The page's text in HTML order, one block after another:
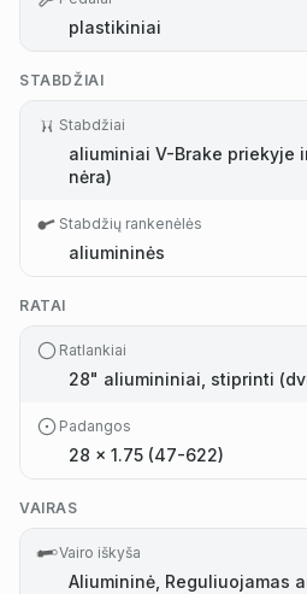
plastikiniai
STABDŽIAI
Stabdžiai
aliuminiai V-Brake priekyje
nėra)
Stabdžių rankenėlės
aliumininės
RATAI
Ratlankiai
28" aliumininiai, stiprinti
Padangos
28 x 1.75 (47-622)
VAIRAS
Vairo iškyša
Aliumininė, Reguliuojamas